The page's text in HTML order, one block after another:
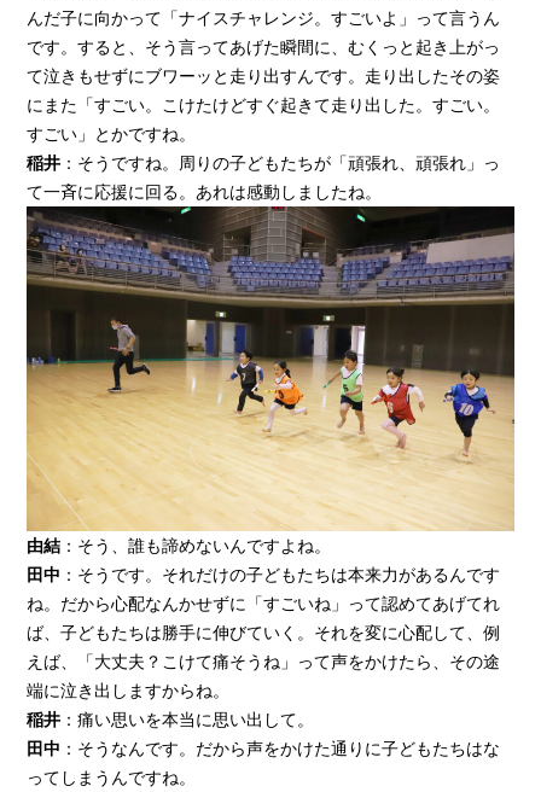
んだ子に向かって「ナイスチャレンジ。すごいよ」って言うん
です。すると、そう言ってあげた瞬間に、むくっと起き上がっ
て泣きもせずにブワーッと走り出すんです。走り出したその姿
にまた「すごい。こけたけどすぐ起きて走り出した。すごい。
すごい」とかですね。
稲井 ：そうですね。周りの子どもたちが「頑張れ、頑張れ」っ
て一斉に応援に回る。あれは感動しましたね。
由結 ：そう、誰も諦めないんですよね。
田中 ：そうです。それだけの子どもたちは本来力があるんです
ね。だから心配なんかせずに「すごいね」って認めてあげてれ
ば、子どもたちは勝手に伸びていく。それを変に心配して、例
えば、「大丈夫？こけて痛そうね」って声をかけたら、その途
端に泣き出しますからね。
稲井 ：痛い思いを本当に思い出して。
田中 ：そうなんです。だから声をかけた通りに子どもたちはな
ってしまうんですね。